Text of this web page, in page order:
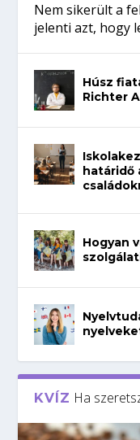
Nem sikerült a
jelenti azt, hogy
Húsz
Richter
határidő
Hogyan
KVÍZ Ha